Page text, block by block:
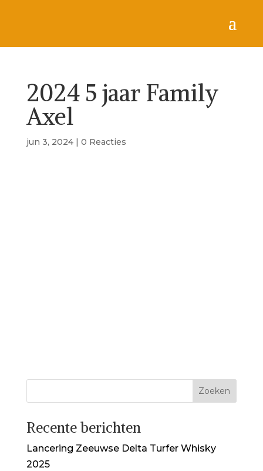
2024 5 jaar Family
Axel
jun 3, 2024| 0 Reacties
Recente berichten
Lancering Zeeuwse Delta Turfer Whisky
2025